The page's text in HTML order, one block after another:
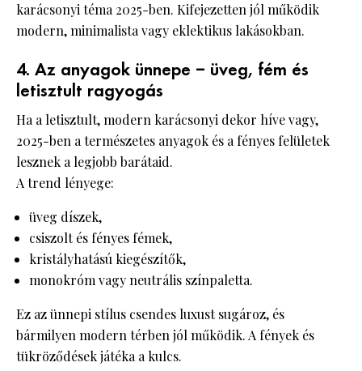
karácsonyi téma 2025-ben. Kifejezetten jól működik
modern, minimalista vagy eklektikus lakásokban.
4. Az anyagok ünnepe – üveg, fém és
letisztult ragyogás
Ha a letisztult, modern karácsonyi dekor híve vagy,
2025-ben a természetes anyagok és a fényes felületek
lesznek a legjobb barátaid.
A trend lényege:
üveg díszek,
csiszolt és fényes fémek,
kristályhatású kiegészítők,
monokróm vagy neutrális színpaletta.
Ez az ünnepi stílus csendes luxust sugároz, és
bármilyen modern térben jól működik. A fények és
tükröződések játéka a kulcs.